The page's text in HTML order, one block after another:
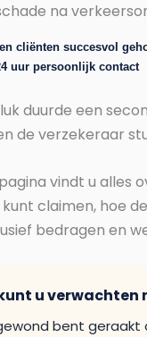
na
cliënten succesvol
uur persoonlijk contact
duurde een
de verzekeraar
vindt u alles
claimen, hoe
bedragen en
u verwachten
bent geraakt